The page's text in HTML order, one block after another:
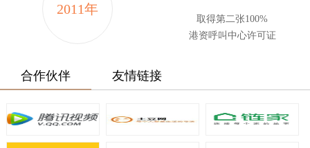
2011年
取得第二张100%
港资呼叫中心许可证
合作伙伴 友情链接